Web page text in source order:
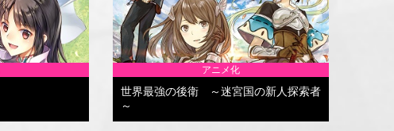
アニメ化
世界最強の後衛 ～迷宮国の新人探索者
～